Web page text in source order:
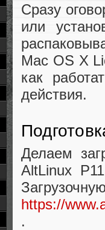
Сразу
или
Mac OS X
как
действия.
Делаем
AltLinux
https://
.